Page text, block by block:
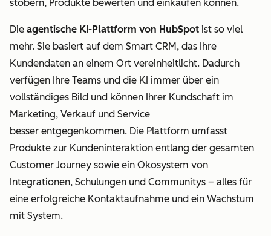
stöbern, Produkte bewerten und einkaufen können.
Die agentische KI-Plattform von HubSpot ist so viel
mehr. Sie basiert auf dem Smart CRM, das Ihre
Kundendaten an einem Ort vereinheitlicht. Dadurch
verfügen Ihre Teams und die KI immer über ein
vollständiges Bild und können Ihrer Kundschaft im
Marketing, Verkauf und Service
besser entgegenkommen. Die Plattform umfasst
Produkte zur Kundeninteraktion entlang der gesamten
Customer Journey sowie ein Ökosystem von
Integrationen, Schulungen und Communitys – alles für
eine erfolgreiche Kontaktaufnahme und ein Wachstum
mit System.